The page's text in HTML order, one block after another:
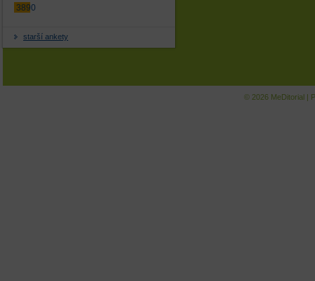
3890
starší ankety
© 2026 MeDitorial |